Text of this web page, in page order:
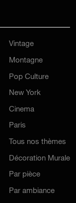
Vintage
Montagne
Pop Culture
New York
Cinema
Paris
Tous nos thèmes
Décoration Murale
Par pièce
Par ambiance